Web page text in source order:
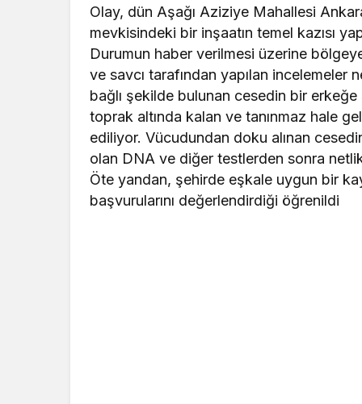
Olay, dün Aşağı Aziziye Mahallesi
mevkisindeki bir inşaatın temel kazısı
Durumun haber verilmesi üzerine
ve savcı tarafından yapılan incelemeler
bağlı şekilde bulunan cesedin bir
toprak altında kalan ve tanınmaz hale
ediliyor. Vücudundan doku alınan
olan DNA ve diğer testlerden sonra
Öte yandan, şehirde eşkale uygun bir
başvurularını değerlendirdiği öğrenildi